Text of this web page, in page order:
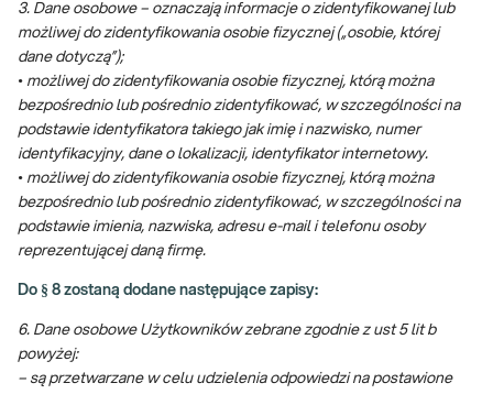
3. Dane osobowe – oznaczają informacje o zidentyfikowanej lub
możliwej do zidentyfikowania osobie fizycznej („osobie, której
dane dotyczą”);
• możliwej do zidentyfikowania osobie fizycznej, którą można
bezpośrednio lub pośrednio zidentyfikować, w szczególności na
podstawie identyfikatora takiego jak imię i nazwisko, numer
identyfikacyjny, dane o lokalizacji, identyfikator internetowy.
• możliwej do zidentyfikowania osobie fizycznej, którą można
bezpośrednio lub pośrednio zidentyfikować, w szczególności na
podstawie imienia, nazwiska, adresu e-mail i telefonu osoby
reprezentującej daną firmę.
Do § 8 zostaną dodane następujące zapisy:
6. Dane osobowe Użytkowników zebrane zgodnie z ust 5 lit b
powyżej:
– są przetwarzane w celu udzielenia odpowiedzi na postawione